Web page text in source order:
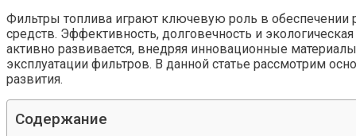
Фильтры топлива играют ключевую роль в обеспечении
средств. Эффективность, долговечность и
активно развивается, внедряя инновационные
эксплуатации фильтров. В данной статье рассмотрим
развития.
Содержание